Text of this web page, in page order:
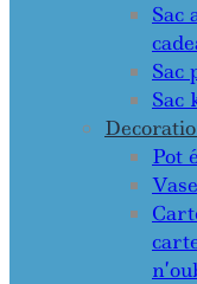
Sac
Sac
Sac
Pot